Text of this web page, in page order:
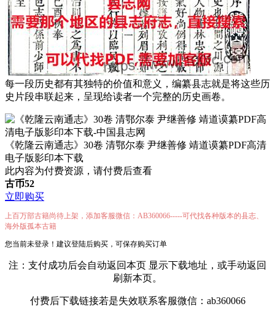
每一段历史都有其独特的价值和意义，编纂县志就是将这些历
史片段串联起来，呈现给读者一个完整的历史画卷。
《乾隆云南通志》30卷 清鄂尔泰 尹继善修 靖道谟纂PDF高清
电子版影印本下载
此内容为付费资源，请付费后查看
古币52
立即购买
上百万部古籍尚待上架，添加客服微信：AB360066-----可代找各种版本的县志、
海外版孤本古籍
您当前未登录！建议登陆后购买，可保存购买订单
注：支付成功后会自动返回本页 显示下载地址，或手动返回
刷新本页。
付费后下载链接若是失效联系客服微信：ab360066